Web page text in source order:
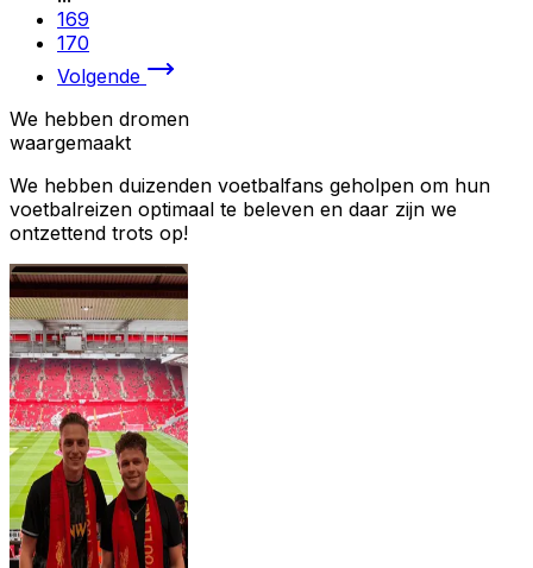
169
170
Volgende
We hebben dromen
waargemaakt
We hebben duizenden voetbalfans geholpen om hun
voetbalreizen optimaal te beleven en daar zijn we
ontzettend trots op!